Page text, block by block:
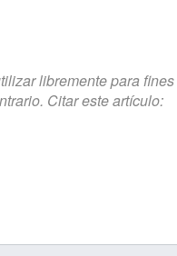
libremente para fines
Citar este artículo: